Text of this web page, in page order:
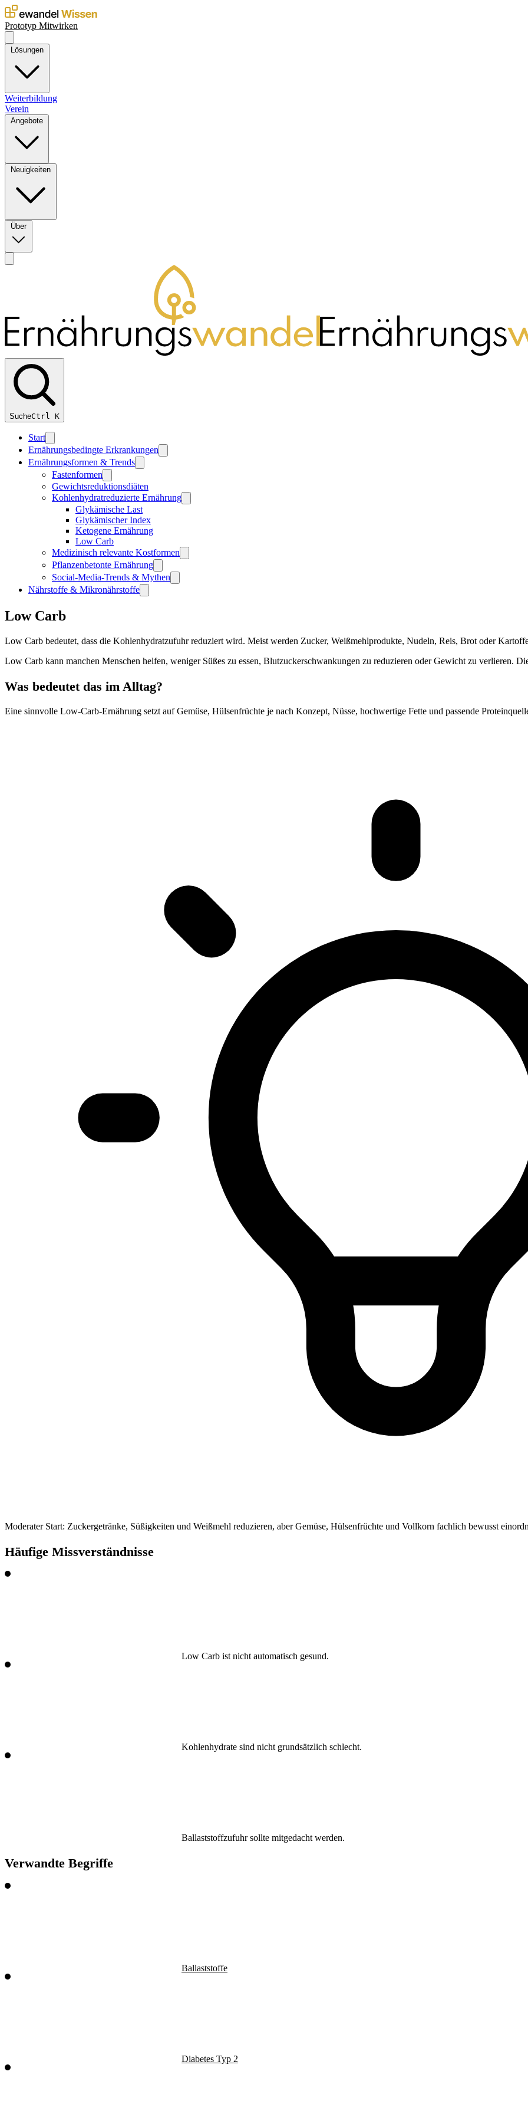
Prototyp Mitwirken
Weiterbildung
Verein
Über
SucheCtrl K
Start
Ernährungsbedingte Erkrankungen
Ernährungsformen & Trends
Fastenformen
Gewichtsreduktionsdiäten
Kohlenhydratreduzierte Ernährung
Glykämische Last
Glykämischer Index
Ketogene Ernährung
Low Carb
Medizinisch relevante Kostformen
Pflanzenbetonte Ernährung
Social-Media-Trends & Mythen
Nährstoffe & Mikronährstoffe
Low Carb
Low Carb bedeutet, dass die Kohlenhydratzufuhr reduziert wird. Meist werden Zucker, Weißmehlprodukte, Nudeln, Reis, Brot oder
Low Carb kann manchen Menschen helfen, weniger Süßes zu essen, Blutzuckerschwankungen zu reduzieren oder Gewicht zu verlieren.
Was bedeutet das im Alltag?
Eine sinnvolle Low-Carb-Ernährung setzt auf Gemüse, Hülsenfrüchte je nach Konzept, Nüsse, hochwertige Fette und passende
Moderater Start: Zuckergetränke, Süßigkeiten und Weißmehl reduzieren, aber Gemüse, Hülsenfrüchte und Vollkorn fachlich bewusst
Häufige Missverständnisse
Low Carb ist nicht automatisch gesund.
Kohlenhydrate sind nicht grundsätzlich schlecht.
Ballaststoffzufuhr sollte mitgedacht werden.
Verwandte Begriffe
Ballaststoffe
Diabetes Typ 2